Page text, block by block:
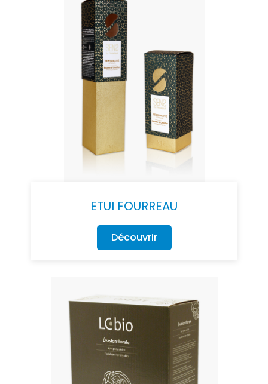
ETUI FOURREAU
Découvrir